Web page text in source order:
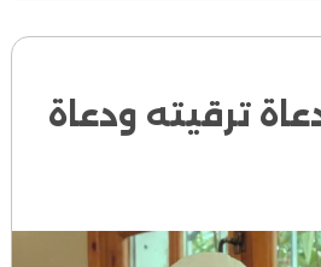
ترقيته ودعاة